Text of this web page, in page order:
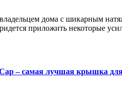
дома с шикарным
приложить некоторые
Cap – самая лучшая крышка